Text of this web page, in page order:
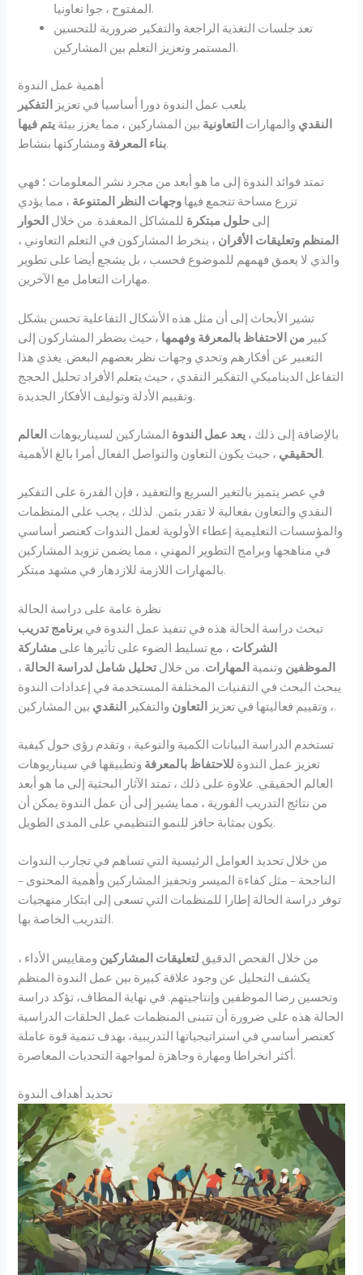
المفتوح ، جوا تعاونيا.
تعد جلسات التغذية الراجعة والتفكير ضرورية للتحسين
المستمر وتعزيز التعلم بين المشاركين.
أهمية عمل الندوة
يلعب عمل الندوة دورا أساسيا في تعزيز التفكير
النقدي والمهارات التعاونية بين المشاركين ، مما يعزز بيئة يتم فيها
بناء المعرفةومشاركتها بنشاط.
تمتد فوائد الندوة إلى ما هو أبعد من مجرد نشر المعلومات ؛ فهي
تزرع مساحة تتجمع فيها وجهات النظر المتنوعة ، مما يؤدي
إلى حلول مبتكرة للمشاكل المعقدة. من خلال الحوار
المنظم وتعليقات الأقران ، ينخرط المشاركون في التعلم التعاوني ،
والذي لا يعمق فهمهم للموضوع فحسب ، بل يشجع أيضا على تطوير
مهارات التعامل مع الآخرين.
تشير الأبحاث إلى أن مثل هذه الأشكال التفاعلية تحسن بشكل
كبير من الاحتفاظ بالمعرفة وفهمها ، حيث يضطر المشاركون إلى
التعبير عن أفكارهم وتحدي وجهات نظر بعضهم البعض. يغذي هذا
التفاعل الديناميكي التفكير النقدي ، حيث يتعلم الأفراد تحليل الحجج
وتقييم الأدلة وتوليف الأفكار الجديدة.
بالإضافة إلى ذلك ، يعد عمل الندوة المشاركين لسيناريوهات العالم
الحقيقي، حيث يكون التعاون والتواصل الفعال أمرا بالغ الأهمية.
في عصر يتميز بالتغير السريع والتعقيد ، فإن القدرة على التفكير
النقدي والتعاون بفعالية لا تقدر بثمن. لذلك ، يجب على المنظمات
والمؤسسات التعليمية إعطاء الأولوية لعمل الندوات كعنصر أساسي
في مناهجها وبرامج التطوير المهني ، مما يضمن تزويد المشاركين
بالمهارات اللازمة للازدهار في مشهد مبتكر.
نظرة عامة على دراسة الحالة
تبحث دراسة الحالة هذه في تنفيذ عمل الندوة في برنامج تدريب
الشركات ، مع تسليط الضوء على تأثيرها على مشاركة
الموظفين وتنمية المهارات. من خلالتحليل شامل لدراسة الحالة ،
يبحث البحث في التقنيات المختلفة المستخدمة في إعدادات الندوة
، وتقييم فعاليتها في تعزيز التعاون والتفكير النقدي بين المشاركين.
تستخدم الدراسة البيانات الكمية والنوعية ، وتقدم رؤى حول كيفية
تعزيز عمل الندوة للاحتفاظ بالمعرفة وتطبيقها في سيناريوهات
العالم الحقيقي. علاوة على ذلك ، تمتد الآثار البحثية إلى ما هو أبعد
من نتائج التدريب الفورية ، مما يشير إلى أن عمل الندوة يمكن أن
يكون بمثابة حافز للنمو التنظيمي على المدى الطويل.
من خلال تحديد العوامل الرئيسية التي تساهم في تجارب الندوات
الناجحة – مثل كفاءة الميسر وتحفيز المشاركين وأهمية المحتوى –
توفر دراسة الحالة إطارا للمنظمات التي تسعى إلى ابتكار منهجيات
التدريب الخاصة بها.
من خلال الفحص الدقيق لتعليقات المشاركين ومقاييس الأداء ،
يكشف التحليل عن وجود علاقة كبيرة بين عمل الندوة المنظم
وتحسين رضا الموظفين وإنتاجيتهم. في نهاية المطاف، تؤكد دراسة
الحالة هذه على ضرورة أن تتبنى المنظمات عمل الحلقات الدراسية
كعنصر أساسي في استراتيجياتها التدريبية، بهدف تنمية قوة عاملة
أكثر انخراطا ومهارة وجاهزة لمواجهة التحديات المعاصرة.
تحديد أهداف الندوة